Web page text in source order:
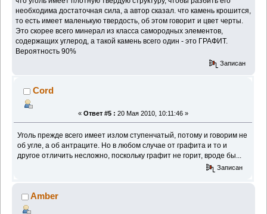
необходима достаточная сила, а автор сказал. что камень крошится,
то есть имеет маленькую твердость, об этом говорит и цвет черты.
Это скорее всего минерал из класса самородных элементов,
содержащих углерод, а такой камень всего один - это ГРАФИТ.
Вероятность 90%
Записан
Cord
« Ответ #5 : 20 Мая 2010, 10:11:46 »
Уголь прежде всего имеет излом ступенчатый, потому и говорим не
об угле, а об антраците. Но в любом случае от графита и то и
другое отличить несложно, поскольку графит не горит, вроде бы...
Записан
Amber